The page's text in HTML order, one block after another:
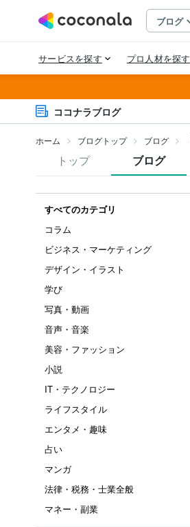
ココナラブログ
ホーム ブログトップ ブログ
トップ ブログ
すべてのカテゴリ
コラム
ビジネス・マーケティング
デザイン・イラスト
学び
写真・動画
音声・音楽
美容・ファッション
小説
IT・テクノロジー
ライフスタイル
エンタメ・趣味
占い
マンガ
法律・税務・士業全般
マネー・副業